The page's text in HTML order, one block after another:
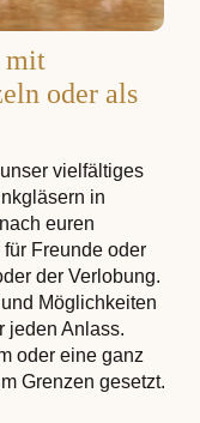
mit
oder als
vielfältiges
in
euren
Freunde oder
der Verlobung.
Möglichkeiten
jeden Anlass.
oder eine ganz
Grenzen gesetzt.